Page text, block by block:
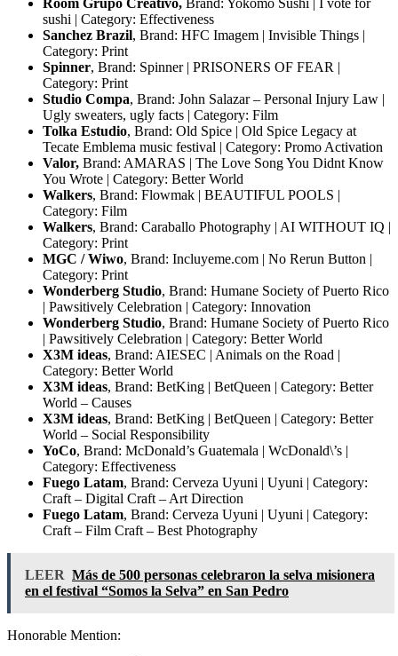
sushi | Category: Effectiveness
Sanchez Brazil, Brand: HFC Imagem | Invisible Things |
Category: Print
Spinner, Brand: Spinner | PRISONERS OF FEAR |
Category: Print
Studio Compa, Brand: John Salazar – Personal Injury Law |
Ugly sweaters, ugly facts | Category: Film
Tolka Estudio, Brand: Old Spice | Old Spice Legacy at
Tecate Emblema music festival | Category: Promo Activation
Valor, Brand: AMARAS | The Love Song You Didnt Know
You Wrote | Category: Better World
Walkers, Brand: Flowmak | BEAUTIFUL POOLS |
Category: Film
Walkers, Brand: Caraballo Photography | AI WITHOUT IQ |
Category: Print
MGC / Wiwo, Brand: Incluyeme.com | No Rerun Button |
Category: Print
Wonderberg Studio, Brand: Humane Society of Puerto Rico
| Pawsitively Celebration | Category: Innovation
Wonderberg Studio, Brand: Humane Society of Puerto Rico
| Pawsitively Celebration | Category: Better World
X3M ideas, Brand: AIESEC | Animals on the Road |
Category: Better World
X3M ideas, Brand: BetKing | BetQueen | Category: Better
World – Causes
X3M ideas, Brand: BetKing | BetQueen | Category: Better
World – Social Responsibility
YoCo, Brand: McDonald’s Guatemala | WcDonald\’s |
Category: Effectiveness
Fuego Latam, Brand: Cerveza Uyuni | Uyuni | Category:
Craft – Digital Craft – Art Direction
Fuego Latam, Brand: Cerveza Uyuni | Uyuni | Category:
Craft – Film Craft – Best Photography
LEER Más de 500 personas celebraron la selva misionera
en el festival “Somos la Selva” en San Pedro
Honorable Mention: